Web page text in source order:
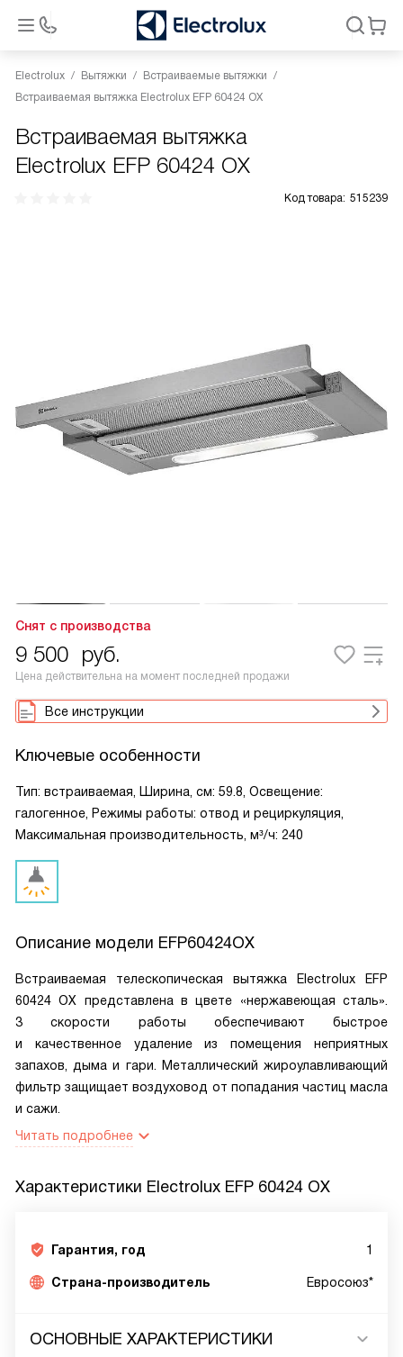
Electrolux Вытяжки
Встраиваемые вытяжки
Встраиваемая вытяжка Electrolux EFP 60424 OX
Встраиваемая вытяжка
Electrolux EFP 60424 OX
Код товара: 515239
Снят с производства
9 500 руб.
Цена действительна на момент последней продажи
Все инструкции
Ключевые особенности
Тип: встраиваемая, Ширина, см: 59.8, Освещение:
галогенное, Режимы работы: отвод и рециркуляция,
Максимальная производительность, м³/ч: 240
Описание модели EFP60424OX
Встраиваемая телескопическая вытяжка Electrolux EFP
60424 OX представлена в цвете «нержавеющая сталь».
3 скорости работы обеспечивают быстрое
и качественное удаление из помещения неприятных
запахов, дыма и гари. Металлический жироулавливающий
фильтр защищает воздуховод от попадания частиц масла
и сажи.
Читать подробнее
Характеристики Electrolux EFP 60424 OX
Гарантия, год 1
Страна-производитель Евросоюз*
ОСНОВНЫЕ ХАРАКТЕРИСТИКИ